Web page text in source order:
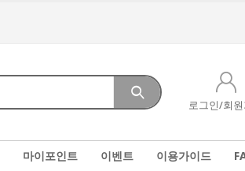
로그인/회원
마이포인트 이벤트 이용가이드